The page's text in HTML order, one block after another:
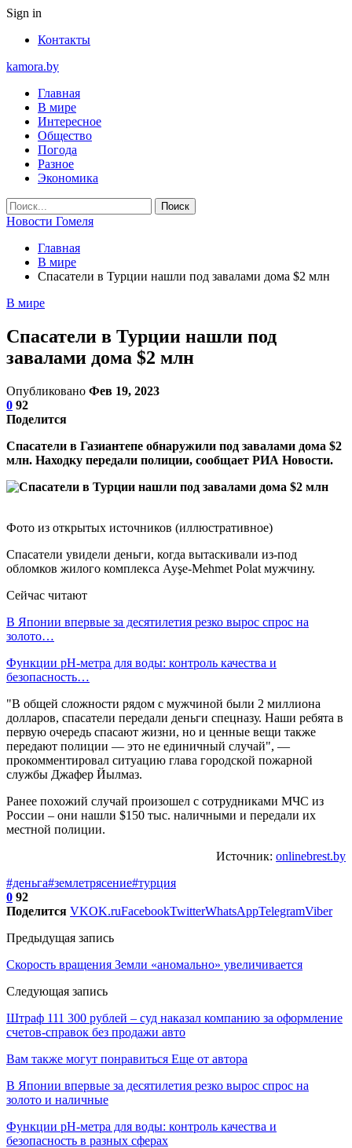
Sign in
Контакты
kamora.by
Главная
В мире
Интересное
Общество
Погода
Разное
Экономика
Новости Гомеля
Главная
В мире
Спасатели в Турции нашли под завалами дома $2 млн
В мире
Спасатели в Турции нашли под
завалами дома $2 млн
Опубликовано Фев 19, 2023
0 92
Поделится
Спасатели в Газиантепе обнаружили под завалами дома $2
млн. Находку передали полиции, сообщает РИА Новости.
Фото из открытых источников (иллюстративное)
Спасатели увидели деньги, когда вытаскивали из-под
обломков жилого комплекса Ayşe-Mehmet Polat мужчину.
Сейчас читают
В Японии впервые за десятилетия резко вырос спрос на
золото…
Функции pH-метра для воды: контроль качества и
безопасность…
"В общей сложности рядом с мужчиной были 2 миллиона
долларов, спасатели передали деньги спецназу. Наши ребята в
первую очередь спасают жизни, но и ценные вещи также
передают полиции — это не единичный случай", —
прокомментировал ситуацию глава городской пожарной
службы Джафер Йылмаз.
Ранее похожий случай произошел с сотрудниками МЧС из
России – они нашли $150 тыс. наличными и передали их
местной полиции.
Источник: onlinebrest.by
#деньга#землетрясение#турция
0 92
Поделится VKOK.ruFacebookTwitterWhatsAppTelegramViber
Предыдущая запись
Скорость вращения Земли «аномально» увеличивается
Следующая запись
Штраф 111 300 рублей – суд наказал компанию за оформление
счетов-справок без продажи авто
Вам также могут понравиться Еще от автора
В Японии впервые за десятилетия резко вырос спрос на
золото и наличные
Функции pH-метра для воды: контроль качества и
безопасность в разных сферах